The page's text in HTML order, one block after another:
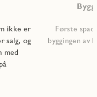
ikke er
salg, og
med
Første
byggingen av